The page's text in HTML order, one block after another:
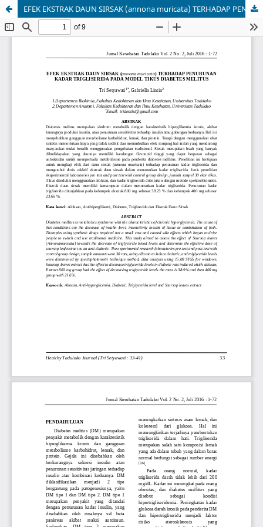
EFEK EKSTRAK DAUN SIRSAK (annona muricata) TERHADAP PENURUNAN KADAR TRIGLISERIDA PADA MODEL TIKUS DIABETES MELITUS